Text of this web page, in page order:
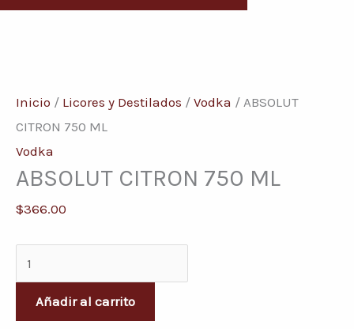
Inicio / Licores y Destilados / Vodka / ABSOLUT
CITRON 750 ML
Vodka
ABSOLUT CITRON 750 ML
$366.00
CITRON
750
ML
cantidad
Añadir al carrito